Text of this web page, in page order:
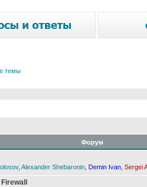
темы
Форум
, Alexander Shebaronin Demin Ivan Sergei